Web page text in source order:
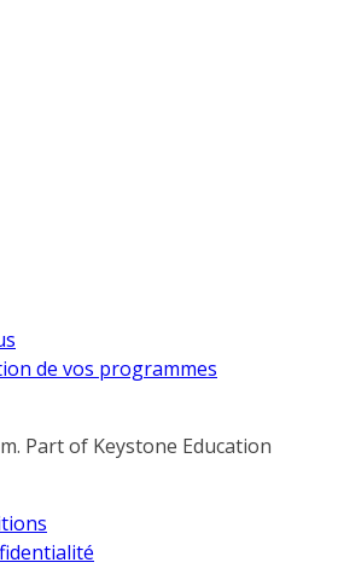
de vos programmes
Part of Keystone Education